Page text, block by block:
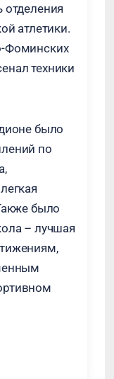
отделения
атлетики.
Фоминских
техники
было
по
было
– лучшая